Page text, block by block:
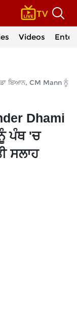
Videos
ਬਿਆਨ, CM Mann ਨੂੰ
Dhami
ਪੰਥ 'ਚ
ਸਲਾਹ